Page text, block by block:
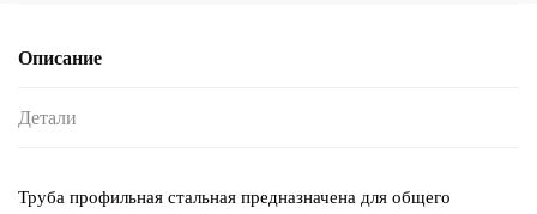
Описание
Детали
Труба профильная стальная предназначена для общего